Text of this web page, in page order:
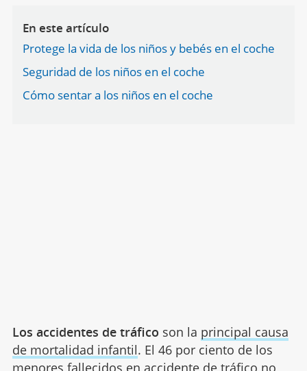
En este artículo
Protege la vida de los niños y bebés en el coche
Seguridad de los niños en el coche
Cómo sentar a los niños en el coche
Los accidentes de tráfico son la principal causa
de mortalidad infantil. El 46 por ciento de los
menores fallecidos en accidente de tráfico no